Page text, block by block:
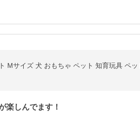
Mサイズ 犬 おもちゃ ペット 知育玩具 ペ
楽しんでます！